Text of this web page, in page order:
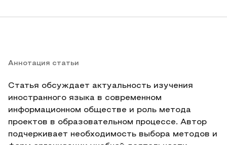
Аннотация статьи
Статья обсуждает актуальность изучения
иностранного языка в современном
информационном обществе и роль метода
проектов в образовательном процессе. Автор
подчеркивает необходимость выбора методов и